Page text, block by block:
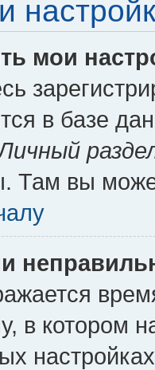
мои
в базе
Там вы
в котором